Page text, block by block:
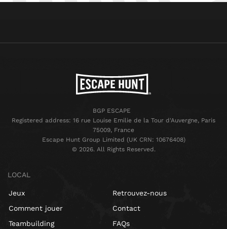
BGP ESCAPE
Registered address: 16 rue Louise Emilie de la Tour d'Auvergne, Paris
75009, France
Escape Hunt Group Limited (UK CRN: 10676408)
©️ 2026. All Rights Reserved.
LOCAL
Jeux
Comment jouer
Teambuilding
Retrouvez-nous
Contact
FAQs